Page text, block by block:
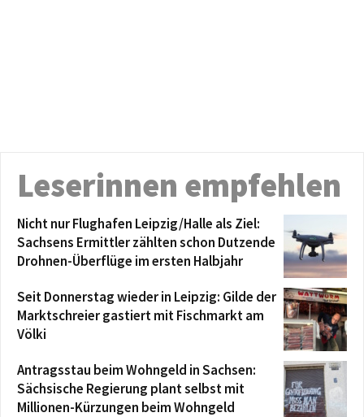
Leserinnen empfehlen
Nicht nur Flughafen Leipzig/Halle als Ziel:
Sachsens Ermittler zählten schon Dutzende
Drohnen-Überflüge im ersten Halbjahr
Seit Donnerstag wieder in Leipzig: Gilde der
Marktschreier gastiert mit Fischmarkt am
Völki
Antragsstau beim Wohngeld in Sachsen:
Sächsische Regierung plant selbst mit
Millionen-Kürzungen beim Wohngeld